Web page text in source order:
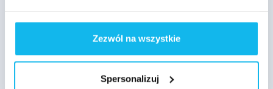
Zezwól na wszystkie
Spersonalizuj
natychmiastowego obciążenia budżetu.
Wynajem długoterminowy– rzadko
stosowany przy autach starszych niż 10 lat, ale
możliwy w niektórych niszowych ofertach.